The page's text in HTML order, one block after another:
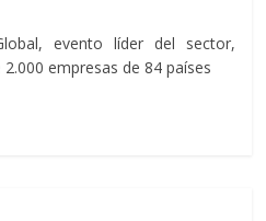
evento líder del sector,
empresas de 84 países